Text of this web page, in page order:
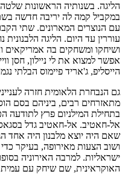
במקביל קמה לה יריבה חדשה
עם הנוצרים המארונים. שתי
עוררין עד היום. הליגה
ושיחקו ומשחקים בה אמריקאים
אפשר למצוא את לי ניילון, חסן
הייסליפ, ג'אריד פיימוס הבלתי
גם הנבחרת הלאומית חזרה
מתאזרחים רבים, ביניהם בסם
בתחילת המילניום פרץ לתודעה
אל-חאטיב. אל-חאטיב גדל
שאם היה יוצא מלבנון היה אחד
ושוב הצעות מאירופה, בעיקר
ישראליות. למרבה האירוניה
האוקראינית, שם שיחק עם עמית